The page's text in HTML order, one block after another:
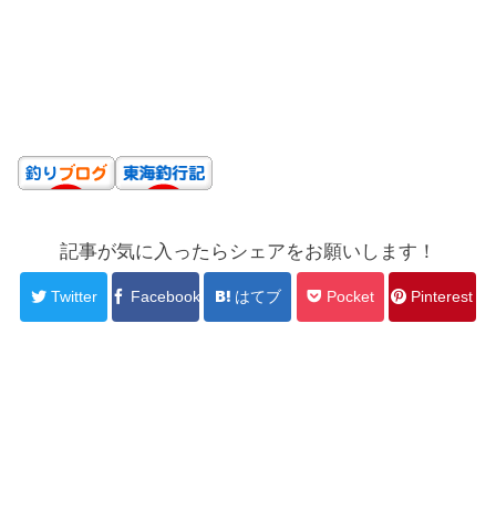
記事が気に入ったらシェアをお願いします！
Twitter Facebook はてブ Pocket Pinterest